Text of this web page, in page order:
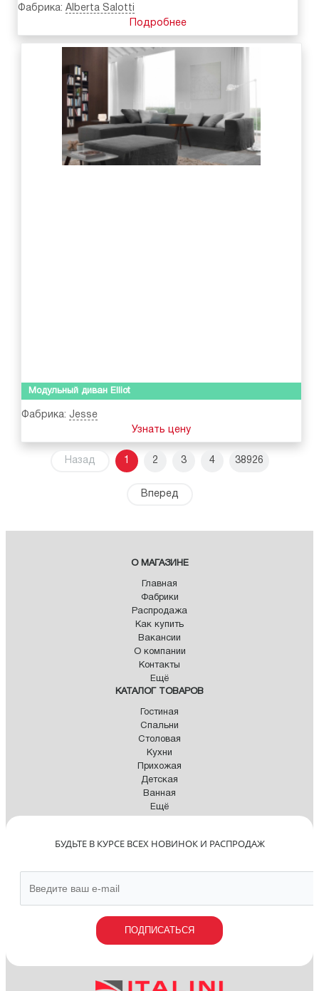
Фабрика: Alberta Salotti
Подробнее
Модульный диван Elliot
Фабрика: Jesse
Узнать цену
Назад 1 2 3 4 38926
Вперед
О МАГАЗИНЕ
Главная
Фабрики
Распродажа
Как купить
Вакансии
О компании
Контакты
Ещё
КАТАЛОГ ТОВАРОВ
Гостиная
Спальни
Столовая
Кухни
Прихожая
Детская
Ванная
Ещё
БУДЬТЕ В КУРСЕ ВСЕХ НОВИНОК И РАСПРОДАЖ
ПОДПИСАТЬСЯ